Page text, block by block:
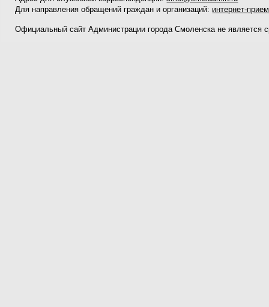
Для направления обращений граждан и организаций: интернет-
Официальный сайт Администрации города Смоленска не является